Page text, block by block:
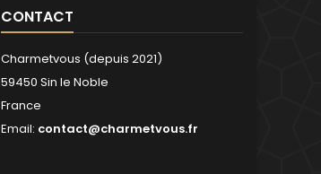
CONTACT
Charmetvous (depuis 2021)
59450 Sin le Noble
France
Email: contact@charmetvous.fr